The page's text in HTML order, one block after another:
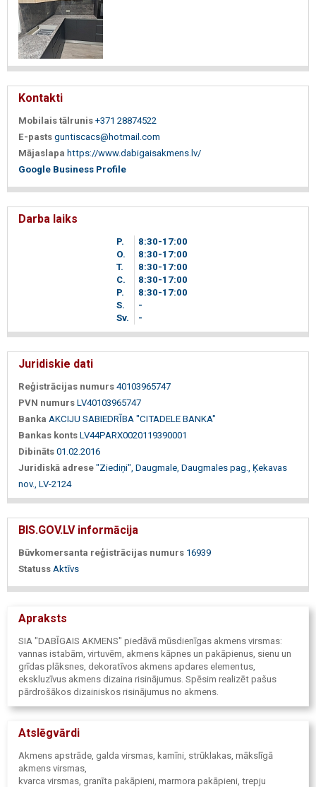
Kontakti
Mobilais tālrunis +371 28874522
E-pasts guntiscacs@hotmail.com
Mājaslapa https://www.dabigaisakmens.lv/
Google Business Profile
Darba laiks
P. 8 30-17 00
O.
8 30-17 00
T.
8 30-17 00
C.
8 30-17 00
P.
8 30-17 00
S.
-
Sv.
-
Juridiskie dati
Reģistrācijas numurs 40103965747
PVN numurs LV40103965747
Banka AKCIJU SABIEDRĪBA "CITADELE BANKA"
Bankas konts LV44PARX0020119390001
Dibināts 01.02.2016
Juridiskā adrese "Ziediņi", Daugmale, Daugmales pag., Ķekavas
nov., LV-2124
BIS.GOV.LV informācija
Būvkomersanta reģistrācijas numurs 16939
Statuss Aktīvs
Apraksts
SIA "DABĪGAIS AKMENS" piedāvā mūsdienīgas akmens virsmas:
vannas istabām, virtuvēm, akmens kāpnes un pakāpienus, sienu un
grīdas plāksnes, dekoratīvos akmens apdares elementus,
ekskluzīvus akmens dizaina risinājumus. Spēsim realizēt pašus
pārdrošākos dizainiskos risinājumus no akmens.
Atslēgvārdi
Akmens apstrāde, galda virsmas, kamīni, strūklakas, mākslīgā
akmens virsmas,
kvarca virsmas, granīta pakāpieni, marmora pakāpieni, trepju